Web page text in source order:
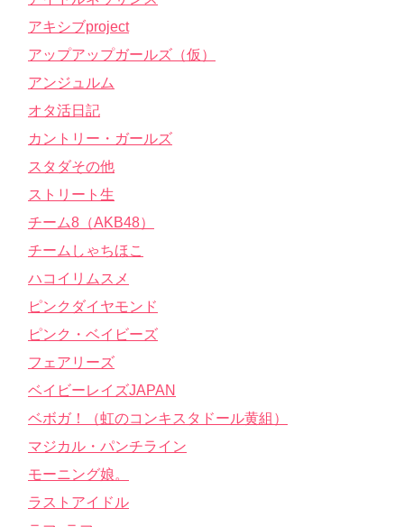
アキシブproject
アップアップガールズ（仮）
アンジュルム
オタ活日記
カントリー・ガールズ
スタダその他
ストリート生
チーム8（AKB48）
チームしゃちほこ
ハコイリムスメ
ピンクダイヤモンド
ピンク・ベイビーズ
フェアリーズ
ベイビーレイズJAPAN
ベボガ！（虹のコンキスタドール黄組）
マジカル・パンチライン
モーニング娘。
ラストアイドル